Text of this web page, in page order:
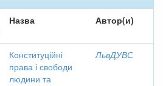
Назва Автор(и)
Конституційні
права і свободи
людини та
ЛьвДУВС